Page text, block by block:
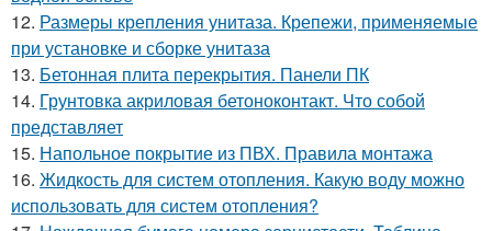
12. Размеры крепления унитаза. Крепежи, применяемые
при установке и сборке унитаза
13. Бетонная плита перекрытия. Панели ПК
14. Грунтовка акриловая бетоноконтакт. Что собой
представляет
15. Напольное покрытие из ПВХ. Правила монтажа
16. Жидкость для систем отопления. Какую воду можно
использовать для систем отопления?